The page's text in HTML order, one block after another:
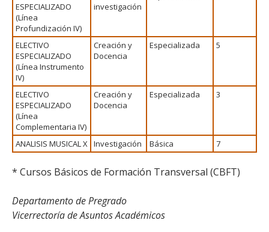
ESPECIALIZADO
(Línea
Profundización IV)
investigación
ELECTIVO
ESPECIALIZADO
(Línea Instrumento
IV)
Creación y
Docencia
Especializada 5
ELECTIVO
ESPECIALIZADO
(Línea
Complementaria IV)
Creación y
Docencia
Especializada 3
ANALISIS MUSICAL X Investigación Básica 7
* Cursos Básicos de Formación Transversal (CBFT)
Departamento de Pregrado
Vicerrectoría de Asuntos Académicos